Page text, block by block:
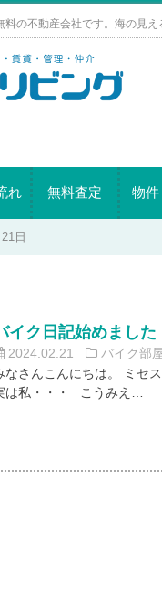
の不動産会社です。海の見
れ 無料査定 物件
21日
イク日記始めました
2024.02.21 バイク部
なさんこんにちは。 ミセ
は私・・・ こうみえ…